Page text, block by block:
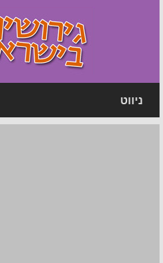
ניווט